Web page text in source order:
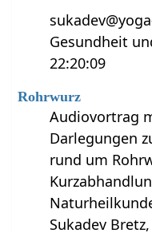
Gesundheit
22:20:09
Rohrwurz
Audiovortrag
Darlegungen
rund um
Sukadev